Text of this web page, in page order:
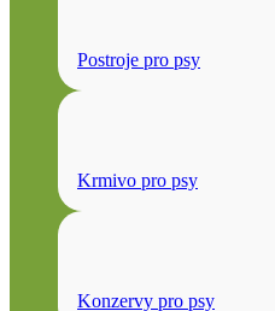
Postroje pro psy
Krmivo pro psy
Konzervy pro psy